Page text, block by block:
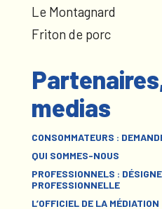
Le Montagnard
Friton de porc
medias
CONSOMMATEURS :
QUI SOMMES-NOUS
PROFESSIONNELS :
PROFESSIONNELLE
L’OFFICIEL DE LA MÉDIATION